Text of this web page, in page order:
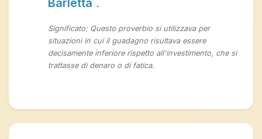
Barletta .
Significato: Questo proverbio si utilizzava per
situazioni in cui il guadagno risultava essere
decisamente inferiore rispetto all'investimento, che si
trattasse di denaro o di fatica.